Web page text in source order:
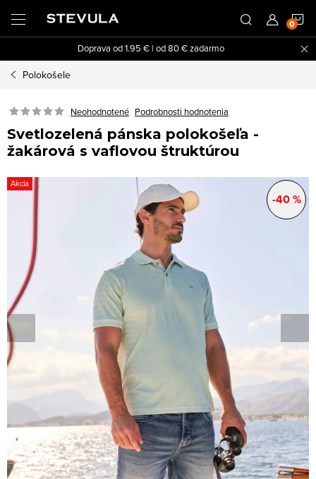
obsah
Doprava od 1.95 € | od 80 € zadarmo
Polokošele
Neohodnotené Podrobnosti hodnotenia
Svetlozelená pánska polokošeľa -
žakárová s vaflovou štruktúrou
Akcia
-40 %